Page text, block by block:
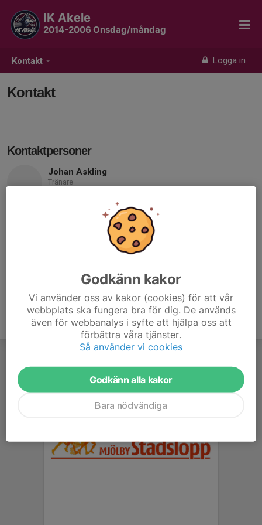
Kontakt Logga in
IK Akele
2014-2006 Onsdag/måndag
Kontakt
Kontaktpersoner
Johan Askling
Tränare
johan11_@hotmail.com
Godkänn kakor
Vi använder oss av kakor (cookies) för att vår
webbplats ska fungera bra för dig. De används
även för webbanalys i syfte att hjälpa oss att
förbättra våra tjänster.
Så använder vi cookies
Godkänn alla kakor
Bara nödvändiga